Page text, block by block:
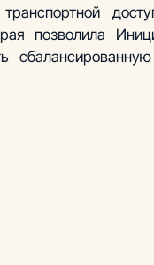
инвестиционных
позволила